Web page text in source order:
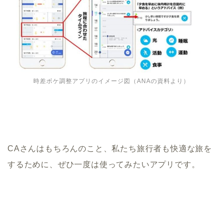
時差ボケ調整アプリのイメージ図（ANAの資料より）
CAさんはもちろんのこと、私たち旅行者も快適な旅を
するために、ぜひ一度は使ってみたいアプリです。